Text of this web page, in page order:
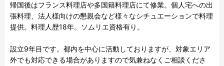
帰国後はフランス料理店や多国籍料理店にて修業。個人宅への出
張料理、法人様向けの懇親会など様々なシチュエーションで料理
提供。料理人歴18年。ソムリエ資格有り。
設立9年目です。都内を中心に活動しておりますが、対象エリア
外でも対応できる場合がありますので気兼ねなくご相談くださ